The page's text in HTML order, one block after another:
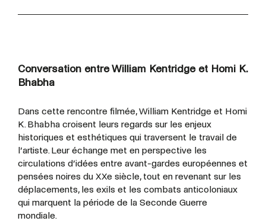
Conversation entre William Kentridge et Homi K.
Bhabha
Dans cette rencontre filmée, William Kentridge et Homi
K. Bhabha croisent leurs regards sur les enjeux
historiques et esthétiques qui traversent le travail de
l’artiste. Leur échange met en perspective les
circulations d’idées entre avant-gardes européennes et
pensées noires du XXe siècle, tout en revenant sur les
déplacements, les exils et les combats anticoloniaux
qui marquent la période de la Seconde Guerre
mondiale.